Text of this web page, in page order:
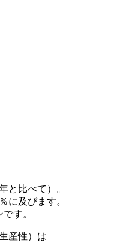
きがありますので、
していきます🌾
を大切にしていきたいと
す。
いに移行が終わりつつあ
体化させているのは、日
と比べて）。
に及びます。
す。
産性）は